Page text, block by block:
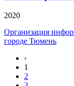
2020
Организация
городе Тюмень
‹
1
2